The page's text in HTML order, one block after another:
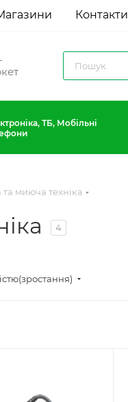
Контакти
ТБ, Мобільні
та миюча техніка
4